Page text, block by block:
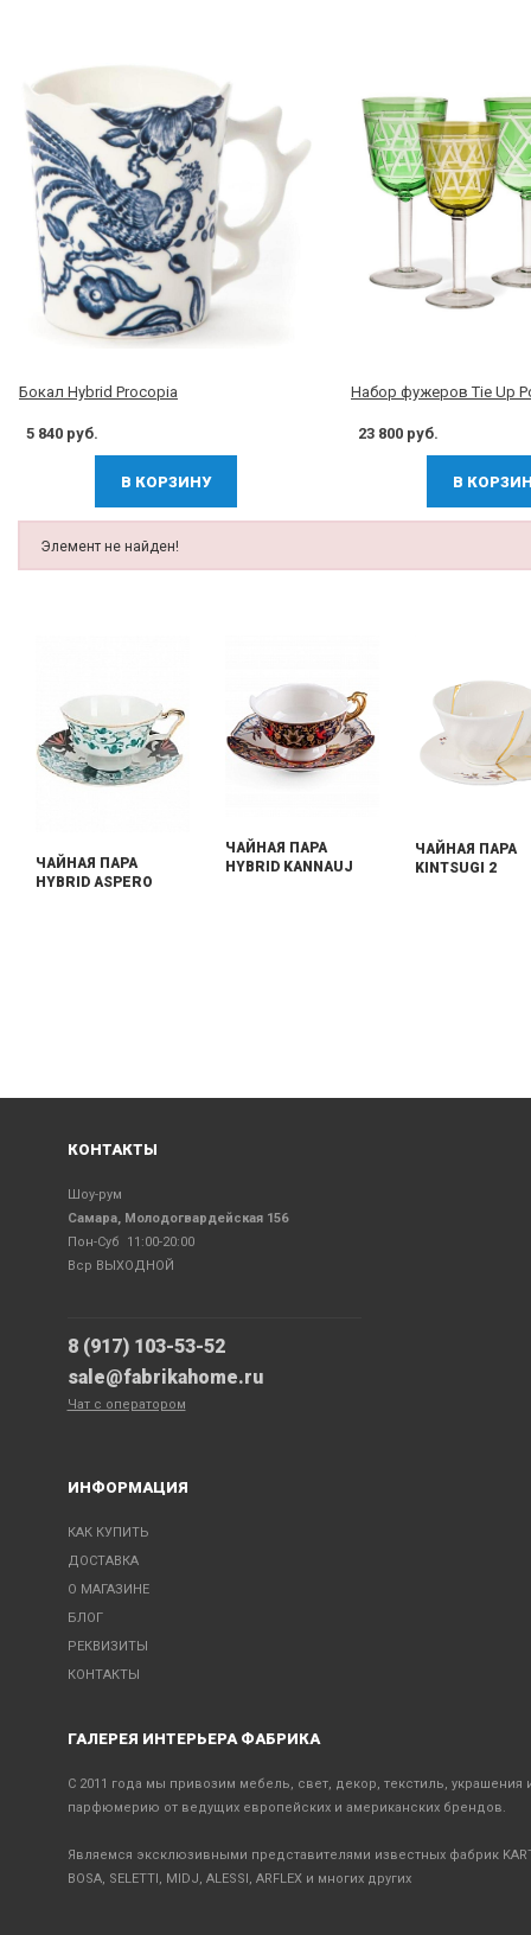
Бокал Hybrid Procopia
5 840 руб.
В КОРЗИНУ
Набор фужеров Tie Up
23 800 руб.
В
Элемент не найден!
ЧАЙНАЯ ПАРА
HYBRID ASPERO
ЧАЙНАЯ ПАРА
HYBRID KANNAUJ
ЧАЙНАЯ ПАРА
KINTSUGI 2
КОНТАКТЫ
Шоу-рум
Самара, Молодогвардейская 156
Пон-Суб 11:00-20:00
Вср ВЫХОДНОЙ
8 (917) 103-53-52
sale@fabrikahome.ru
Чат с оператором
ИНФОРМАЦИЯ
КАК КУПИТЬ
ДОСТАВКА
О МАГАЗИНЕ
БЛОГ
РЕКВИЗИТЫ
КОНТАКТЫ
ГАЛЕРЕЯ ИНТЕРЬЕРА ФАБРИКА
С 2011 года мы привозим мебель, свет, декор, текстиль, украшения
парфюмерию от ведущих европейских и американских брендов.
Являемся эксклюзивными представителями известных фабрик
BOSA, SELETTI, MIDJ, ALESSI, ARFLEX и многих других